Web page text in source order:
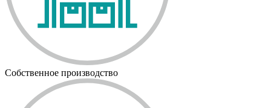
Собственное производство